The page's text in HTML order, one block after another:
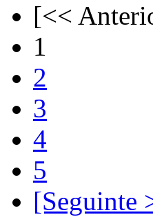
[<<
1
2
3
4
5
[Seguinte